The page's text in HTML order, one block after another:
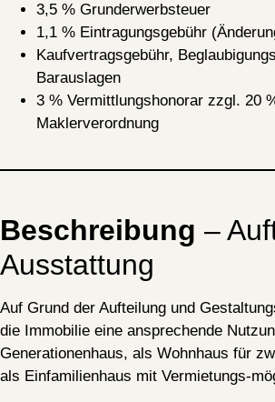
3,5 % Grunderwerbsteuer
1,1 % Eintragungsgebühr
Kaufvertragsgebühr,
Barauslagen
3 % Vermittlungshonorar zzgl. 20
Maklerverordnung
Beschreibung –
Ausstattung
Auf Grund der Aufteilung und
die Immobilie eine ansprechende
Generationenhaus, als Wohnhaus für
als Einfamilienhaus mit Vermietungs-